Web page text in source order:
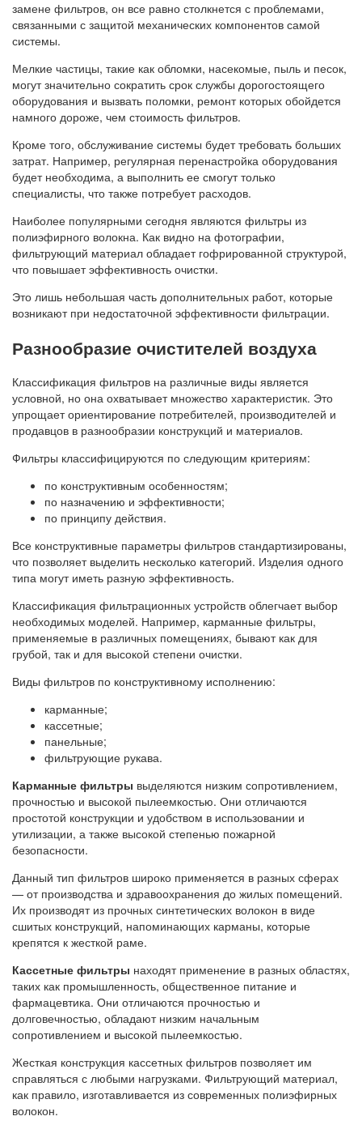
замене фильтров, он все равно столкнется с проблемами,
связанными с защитой механических компонентов самой
системы.
Мелкие частицы, такие как обломки, насекомые, пыль и песок,
могут значительно сократить срок службы дорогостоящего
оборудования и вызвать поломки, ремонт которых обойдется
намного дороже, чем стоимость фильтров.
Кроме того, обслуживание системы будет требовать больших
затрат. Например, регулярная перенастройка оборудования
будет необходима, а выполнить ее смогут только
специалисты, что также потребует расходов.
Наиболее популярными сегодня являются фильтры из
полиэфирного волокна. Как видно на фотографии,
фильтрующий материал обладает гофрированной структурой,
что повышает эффективность очистки.
Это лишь небольшая часть дополнительных работ, которые
возникают при недостаточной эффективности фильтрации.
Разнообразие очистителей воздуха
Классификация фильтров на различные виды является
условной, но она охватывает множество характеристик. Это
упрощает ориентирование потребителей, производителей и
продавцов в разнообразии конструкций и материалов.
Фильтры классифицируются по следующим критериям:
по конструктивным особенностям;
по назначению и эффективности;
по принципу действия.
Все конструктивные параметры фильтров стандартизированы,
что позволяет выделить несколько категорий. Изделия одного
типа могут иметь разную эффективность.
Классификация фильтрационных устройств облегчает выбор
необходимых моделей. Например, карманные фильтры,
применяемые в различных помещениях, бывают как для
грубой, так и для высокой степени очистки.
Виды фильтров по конструктивному исполнению:
карманные;
кассетные;
панельные;
фильтрующие рукава.
Карманные фильтры выделяются низким сопротивлением,
прочностью и высокой пылеемкостью. Они отличаются
простотой конструкции и удобством в использовании и
утилизации, а также высокой степенью пожарной
безопасности.
Данный тип фильтров широко применяется в разных сферах
— от производства и здравоохранения до жилых помещений.
Их производят из прочных синтетических волокон в виде
сшитых конструкций, напоминающих карманы, которые
крепятся к жесткой раме.
Кассетные фильтры находят применение в разных областях,
таких как промышленность, общественное питание и
фармацевтика. Они отличаются прочностью и
долговечностью, обладают низким начальным
сопротивлением и высокой пылеемкостью.
Жесткая конструкция кассетных фильтров позволяет им
справляться с любыми нагрузками. Фильтрующий материал,
как правило, изготавливается из современных полиэфирных
волокон.